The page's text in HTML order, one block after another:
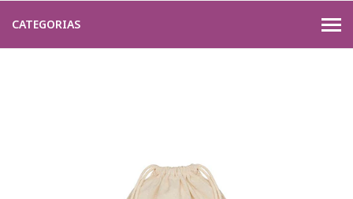
CATEGORIAS